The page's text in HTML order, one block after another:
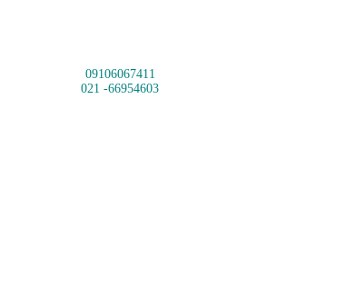
09106067411
66954603- 021